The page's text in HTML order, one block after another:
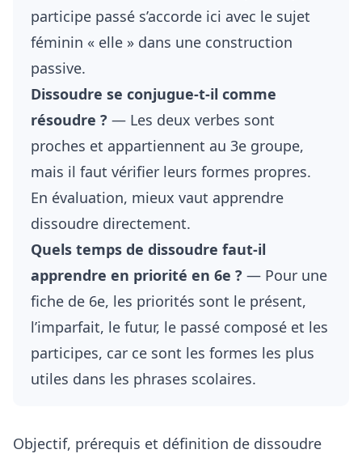
participe passé s’accorde ici avec le sujet
féminin « elle » dans une construction
passive.
Dissoudre se conjugue-t-il comme
résoudre ? — Les deux verbes sont
proches et appartiennent au 3e groupe,
mais il faut vérifier leurs formes propres.
En évaluation, mieux vaut apprendre
dissoudre directement.
Quels temps de dissoudre faut-il
apprendre en priorité en 6e ? — Pour une
fiche de 6e, les priorités sont le présent,
l’imparfait, le futur, le passé composé et les
participes, car ce sont les formes les plus
utiles dans les phrases scolaires.
Objectif, prérequis et définition de dissoudre